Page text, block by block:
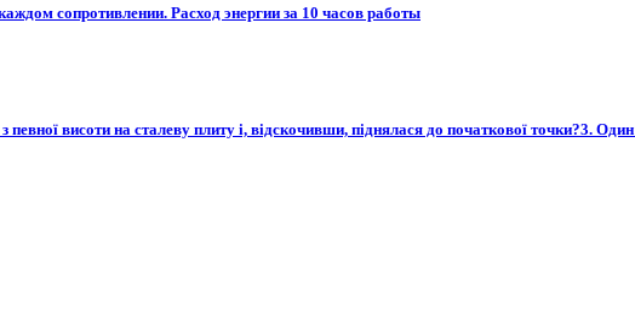
сопротивлении. Расход энергии за 10 часов работы
певної висоти на сталеву плиту і, відскочивши, піднялася до початкової точки?3.